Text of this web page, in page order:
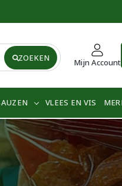
ZOEKEN Mijn Account
VLEES EN VIS